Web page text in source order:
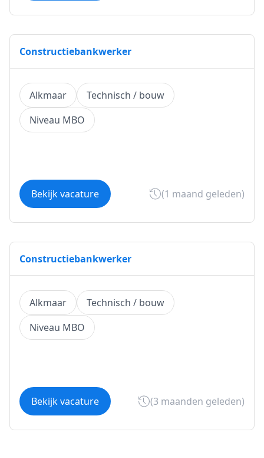
Constructiebankwerker
Alkmaar
Technisch / bouw
Niveau MBO
Bekijk vacature (1 maand geleden)
Constructiebankwerker
Alkmaar
Technisch / bouw
Niveau MBO
Bekijk vacature (3 maanden geleden)